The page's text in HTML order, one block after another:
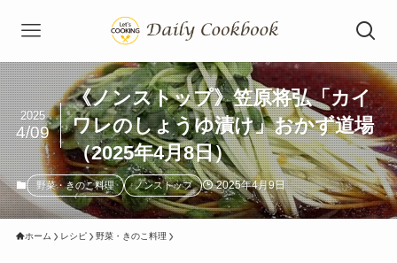
《ノンストップ》笠原将弘「カイ
ワレのしょうゆ漬け」おかず道場
（2025年4月8日）
2025
4/09
野菜・きのこ料理 ノンストップ 2025年4月9日
ホーム レシピ 野菜・きのこ料理